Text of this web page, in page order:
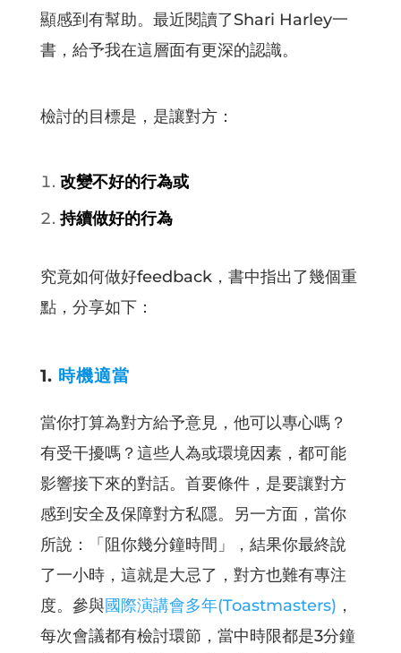
顯感到有幫助。最近閱讀了Shari Harley一
書，給予我在這層面有更深的認識。
檢討的目標是，是讓對方：
改變不好的行為或
持續做好的行為
究竟如何做好feedback，書中指出了幾個重
點，分享如下：
1. 時機適當
當你打算為對方給予意見，他可以專心嗎？
有受干擾嗎？這些人為或環境因素，都可能
影響接下來的對話。首要條件，是要讓對方
感到安全及保障對方私隱。另一方面，當你
所說：「阻你幾分鐘時間」，結果你最終說
了一小時，這就是大忌了，對方也難有專注
度。參與國際演講會多年(Toastmasters) ，
每次會議都有檢討環節，當中時限都是3分鐘